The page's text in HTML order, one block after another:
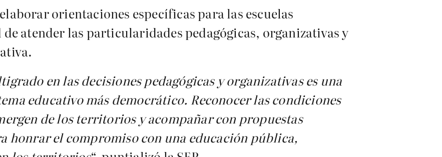
orientaciones específicas para las escuelas
atender las particularidades pedagógicas, organizativas y
en las decisiones pedagógicas y organizativas es una
educativo más democrático. Reconocer las condiciones
de los territorios y acompañar con propuestas
honrar el compromiso con una educación pública,